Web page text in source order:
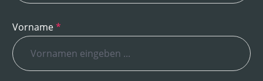
Vorname*